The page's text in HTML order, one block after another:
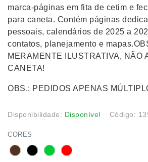
marca-páginas em fita de cetim e
para caneta. Contém páginas
pessoais, calendários de 2025 a
contatos, planejamento e
MERAMENTE ILUSTRATIVA, NÃO
CANETA!
OBS.: PEDIDOS APENAS
Disponibilidade: Disponível Código:
CORES